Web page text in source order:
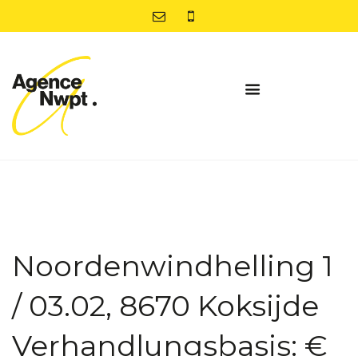
Noordenwindhelling 1
/ 03.02, 8670 Koksijde
Verhandlungsbasis: €